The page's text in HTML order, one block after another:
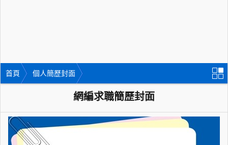
首頁 個人簡歷封面
網編求職簡歷封面